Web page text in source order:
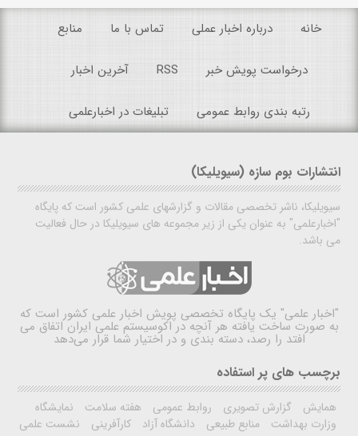
خانه درباره اخبار عملی تماس با ما منابع
درخواست پویش خبر RSS آخرین اخبار
رتبه بندی روابط عمومی تبلیغات در اخبارعلمی
انتشارات بوم سازه (سیویلیکا)
سیویلیکا، ناشر تخصصی مقالات و گزارشهای علمی کشور است که پایگاه
"اخبارعلمی" به عنوان یکی از زیر مجموعه های سیویلیکا در حال فعالیت
می باشد.
"اخبار علمی" یک پایگاه تخصصی پویش اخبار علمی کشور است که
به صورت ساخت یافته هر آنچه در اکوسیستم علمی ایران اتفاق می
افتد را رصد، دسته بندی و در اختیار شما قرار می‌دهد
برچسب های پر استفاده
همایش گزارش تصویری روابط عمومی هفته سلامت
نمایشگاه
وزارت بهداشت
منابع طبیعی دانشگاه آزاد کارآفرینی
نشست علمی